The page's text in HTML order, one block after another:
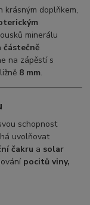
krásným doplňkem,
minerálu
částečně
na zápěstí s
8 mm.
schopnost
uvolňovat
čakru a solar
pocitů viny,